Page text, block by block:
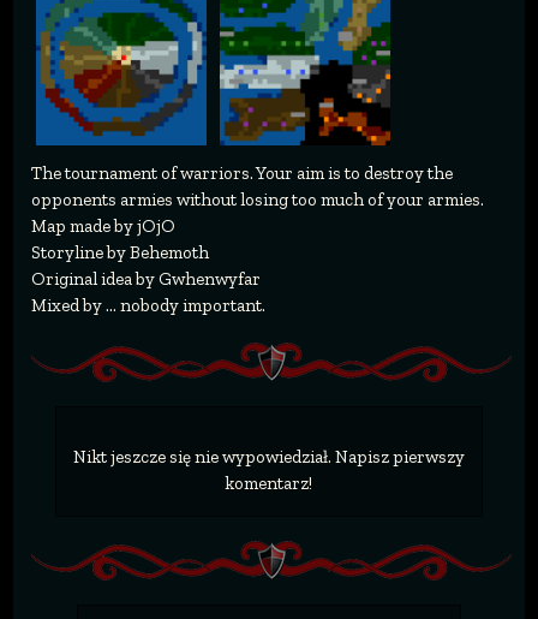
The tournament of warriors. Your aim is to destroy the
opponents armies without losing too much of your armies.
Map made by jOjO
Storyline by Behemoth
Original idea by Gwhenwyfar
Mixed by ... nobody important.
Nikt jeszcze się nie wypowiedział. Napisz pierwszy
komentarz!